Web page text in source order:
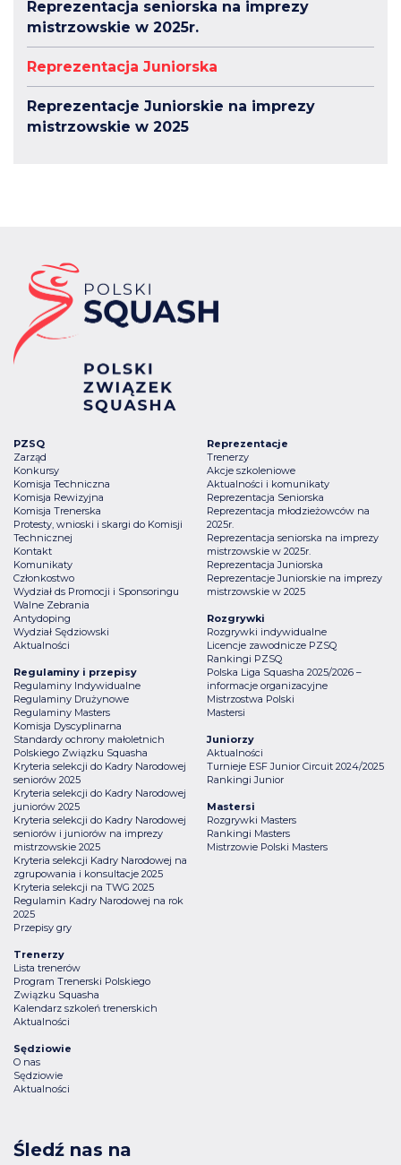
Reprezentacja seniorska na imprezy
mistrzowskie w 2025r.
Reprezentacja Juniorska
Reprezentacje Juniorskie na imprezy
mistrzowskie w 2025
PZSQ
Zarząd
Konkursy
Komisja Techniczna
Komisja Rewizyjna
Komisja Trenerska
Protesty, wnioski i skargi do Komisji
Technicznej
Kontakt
Komunikaty
Członkostwo
Wydział ds Promocji i Sponsoringu
Walne Zebrania
Antydoping
Wydział Sędziowski
Aktualności
Reprezentacje
Trenerzy
Akcje szkoleniowe
Aktualności i komunikaty
Reprezentacja Seniorska
Reprezentacja młodzieżowców na
2025r.
Reprezentacja seniorska na imprezy
mistrzowskie w 2025r.
Reprezentacja Juniorska
Reprezentacje Juniorskie na imprezy
mistrzowskie w 2025
Rozgrywki
Rozgrywki indywidualne
Licencje zawodnicze PZSQ
Rankingi PZSQ
Polska Liga Squasha 2025/2026 –
informacje organizacyjne
Mistrzostwa Polski
Mastersi
Juniorzy
Aktualności
Turnieje ESF Junior Circuit 2024/2025
Rankingi Junior
Mastersi
Rozgrywki Masters
Rankingi Masters
Mistrzowie Polski Masters
Regulaminy i przepisy
Regulaminy Indywidualne
Regulaminy Drużynowe
Regulaminy Masters
Komisja Dyscyplinarna
Standardy ochrony małoletnich
Polskiego Związku Squasha
Kryteria selekcji do Kadry Narodowej
seniorów 2025
Kryteria selekcji do Kadry Narodowej
juniorów 2025
Kryteria selekcji do Kadry Narodowej
seniorów i juniorów na imprezy
mistrzowskie 2025
Kryteria selekcji Kadry Narodowej na
zgrupowania i konsultacje 2025
Kryteria selekcji na TWG 2025
Regulamin Kadry Narodowej na rok
2025
Przepisy gry
Trenerzy
Lista trenerów
Program Trenerski Polskiego
Związku Squasha
Kalendarz szkoleń trenerskich
Aktualności
Sędziowie
O nas
Sędziowie
Aktualności
Śledź nas na